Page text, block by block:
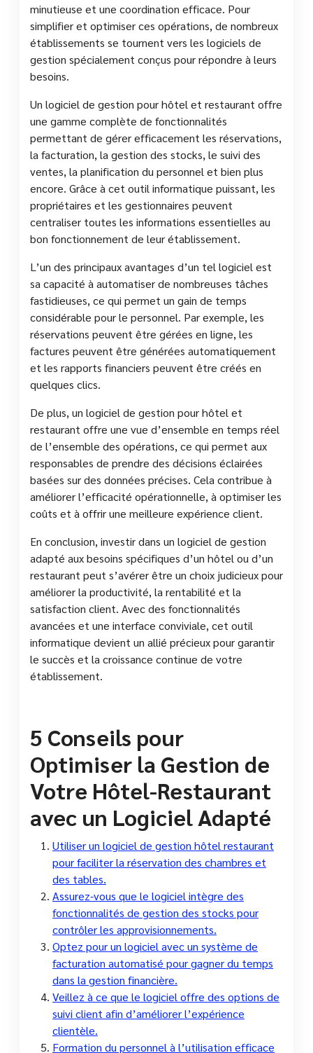
minutieuse et une coordination efficace. Pour
simplifier et optimiser ces opérations, de nombreux
établissements se tournent vers les logiciels de
gestion spécialement conçus pour répondre à leurs
besoins.
Un logiciel de gestion pour hôtel et restaurant offre
une gamme complète de fonctionnalités
permettant de gérer efficacement les réservations,
la facturation, la gestion des stocks, le suivi des
ventes, la planification du personnel et bien plus
encore. Grâce à cet outil informatique puissant, les
propriétaires et les gestionnaires peuvent
centraliser toutes les informations essentielles au
bon fonctionnement de leur établissement.
L’un des principaux avantages d’un tel logiciel est
sa capacité à automatiser de nombreuses tâches
fastidieuses, ce qui permet un gain de temps
considérable pour le personnel. Par exemple, les
réservations peuvent être gérées en ligne, les
factures peuvent être générées automatiquement
et les rapports financiers peuvent être créés en
quelques clics.
De plus, un logiciel de gestion pour hôtel et
restaurant offre une vue d’ensemble en temps réel
de l’ensemble des opérations, ce qui permet aux
responsables de prendre des décisions éclairées
basées sur des données précises. Cela contribue à
améliorer l’efficacité opérationnelle, à optimiser les
coûts et à offrir une meilleure expérience client.
En conclusion, investir dans un logiciel de gestion
adapté aux besoins spécifiques d’un hôtel ou d’un
restaurant peut s’avérer être un choix judicieux pour
améliorer la productivité, la rentabilité et la
satisfaction client. Avec des fonctionnalités
avancées et une interface conviviale, cet outil
informatique devient un allié précieux pour garantir
le succès et la croissance continue de votre
établissement.
5 Conseils pour
Optimiser la Gestion de
Votre Hôtel-Restaurant
avec un Logiciel Adapté
Utiliser un logiciel de gestion hôtel restaurant
pour faciliter la réservation des chambres et
des tables.
Assurez-vous que le logiciel intègre des
fonctionnalités de gestion des stocks pour
contrôler les approvisionnements.
Optez pour un logiciel avec un système de
facturation automatisé pour gagner du temps
dans la gestion financière.
Veillez à ce que le logiciel offre des options de
suivi client afin d’améliorer l’expérience
clientèle.
Formation du personnel à l’utilisation efficace